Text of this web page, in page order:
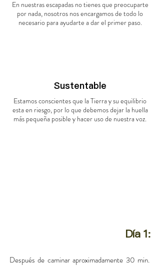
En nuestras escapadas no tienes que preocuparte
por nada, nosotros nos encargamos de todo lo
necesario para ayudarte a dar el primer paso.
Sustentable
Estamos conscientes que la Tierra y su equilibrio
esta en riesgo, por lo que debemos dejar la huella
más pequeña posible y hacer uso de nuestra voz.
Día 1:
Después de caminar aproximadamente 30 min.